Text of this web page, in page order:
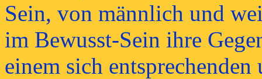
Sein, von männlich und
im Bewusst-Sein ihre
einem sich